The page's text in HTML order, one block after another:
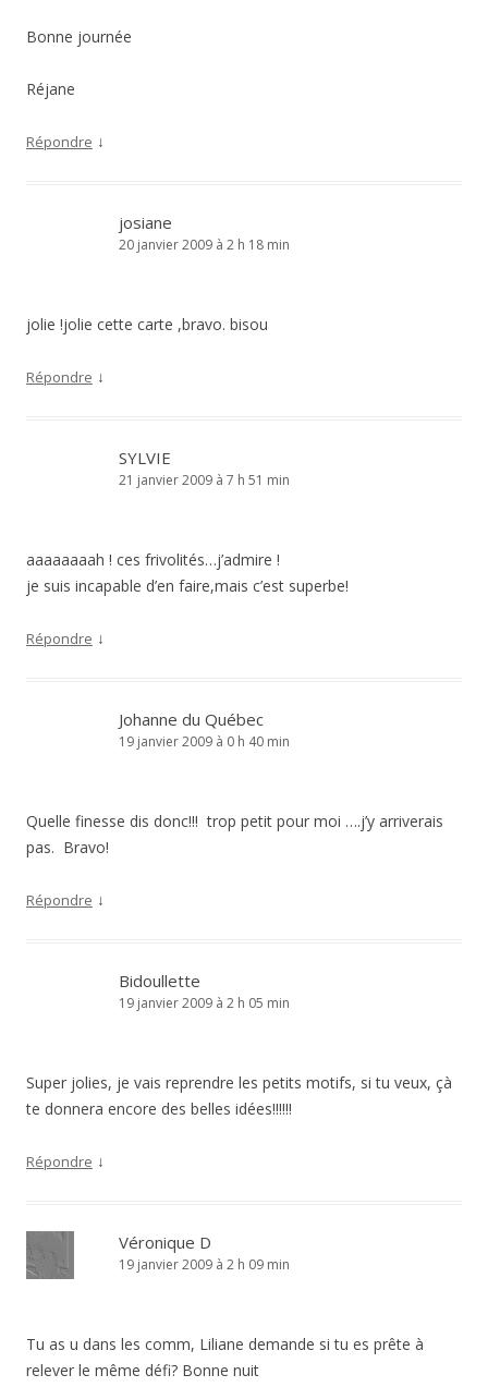
Bonne journée
Réjane
Répondre ↓
josiane
20 janvier 2009 à 2 h 18 min
jolie !jolie cette carte ,bravo. bisou
Répondre ↓
SYLVIE
21 janvier 2009 à 7 h 51 min
aaaaaaaah ! ces frivolités…j’admire !
je suis incapable d’en faire,mais c’est superbe!
Répondre ↓
Johanne du Québec
19 janvier 2009 à 0 h 40 min
Quelle finesse dis donc!!! trop petit pour moi ….j’y arriverais
pas. Bravo!
Répondre ↓
Bidoullette
19 janvier 2009 à 2 h 05 min
Super jolies, je vais reprendre les petits motifs, si tu veux, çà
te donnera encore des belles idées!!!!!!
Répondre ↓
Véronique D
19 janvier 2009 à 2 h 09 min
Tu as u dans les comm, Liliane demande si tu es prête à
relever le même défi? Bonne nuit